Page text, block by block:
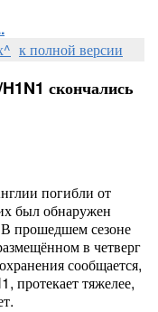
к полной версии
скончались
погибли от
был обнаружен
прошедшем сезоне
в четверг
сообщается,
протекает тяжелее,